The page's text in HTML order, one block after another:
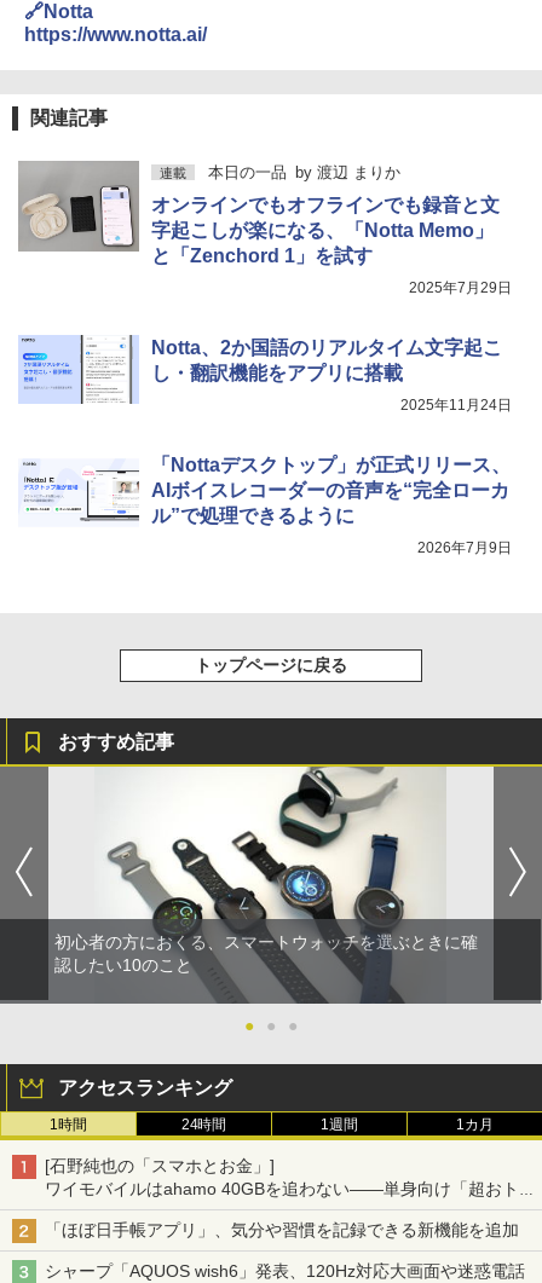
🔗Notta
https://www.notta.ai/
関連記事
連載 本日の一品 by 渡辺 まりか
オンラインでもオフラインでも録音と文
字起こしが楽になる、「Notta Memo」
と「Zenchord 1」を試す
2025年7月29日
Notta、2か国語のリアルタイム文字起こ
し・翻訳機能をアプリに搭載
2025年11月24日
「Nottaデスクトップ」が正式リリース、
AIボイスレコーダーの音声を“完全ローカ
ル”で処理できるように
2026年7月9日
トップページに戻る
おすすめ記事
初心者の方におくる、スマートウォッチを選ぶときに確
認したい10のこと
● ● ●
アクセスランキング
1時間 24時間 1週間 1カ月
[石野純也の「スマホとお金」]
ワイモバイルはahamo 40GBを追わない――単身向け「超おトク
割」の安さと1年限定の注意点
「ほぼ日手帳アプリ」、気分や習慣を記録できる新機能を追加
シャープ「AQUOS wish6」発表、120Hz対応大画面や迷惑電話